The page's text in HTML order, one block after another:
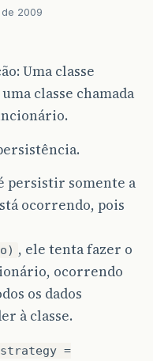
2009
Uma classe
classe chamada
persistir somente a
ocorrendo, pois
, ele tenta fazer o
ocorrendo
os dados
à classe.
=